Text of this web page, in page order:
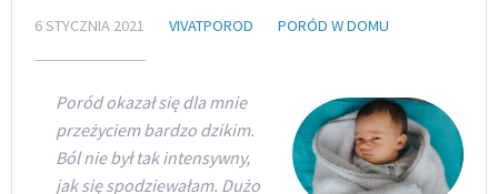
6 STYCZNIA 2021 VIVATPOROD PORÓD W DOMU
Poród okazał się dla mnie
przeżyciem bardzo dzikim.
Ból nie był tak intensywny,
jak się spodziewałam. Dużo